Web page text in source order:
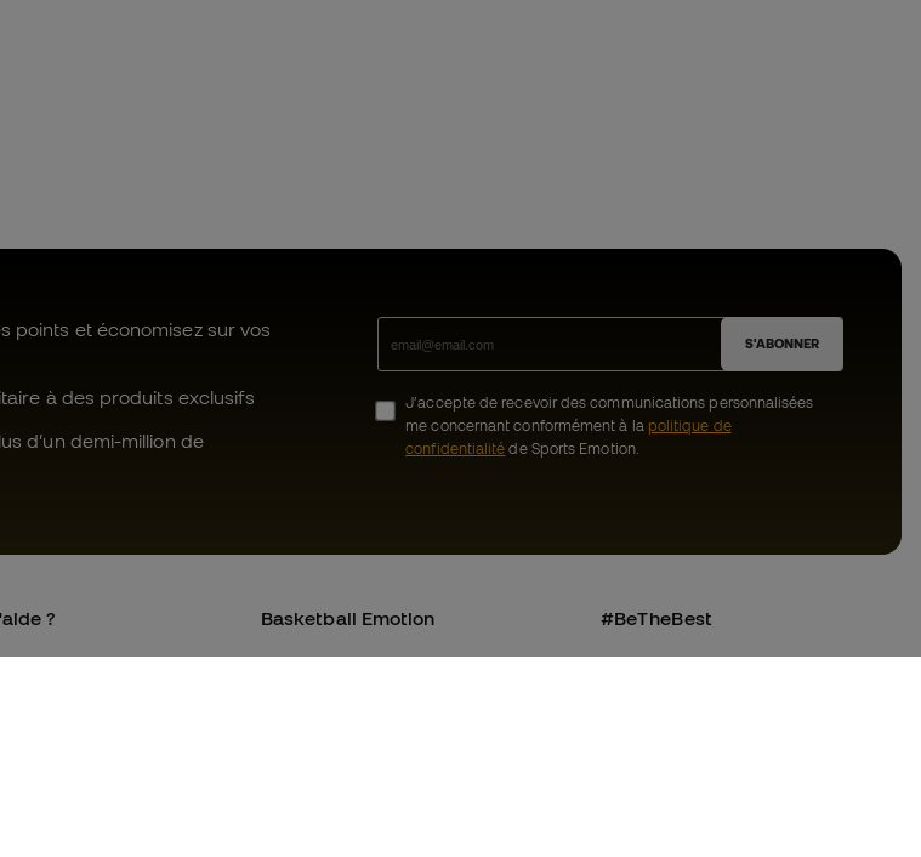
points et économisez sur vos
à des produits exclusifs
d’un demi-million de
S'ABONNER
J’accepte de recevoir des communications personnalisées
me concernant conformément à la politique de
confidentialité de Sports Emotion.
? Basketball Emotion #BeTheBest